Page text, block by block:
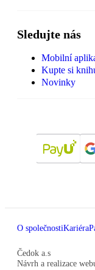
Sledujte nás
Mobilní
Kupte si
Novinky
O společnostiKariéra
Čedok a.s
Návrh a realizace